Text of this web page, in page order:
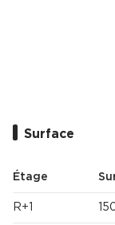
Surface
Étage
R+1